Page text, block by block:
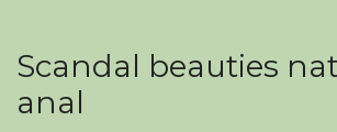
Scandal beauties
anal